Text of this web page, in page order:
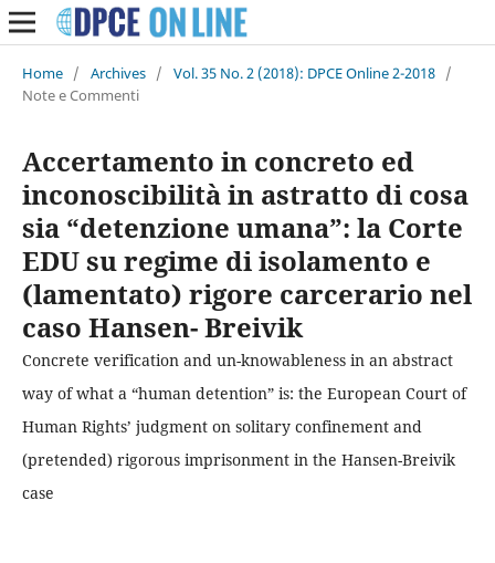
Home / Archives / Vol. 35 No. 2 (2018): DPCE Online 2-2018 /
Note e Commenti
Accertamento in concreto ed
inconoscibilità in astratto di cosa
sia “detenzione umana”: la Corte
EDU su regime di isolamento e
(lamentato) rigore carcerario nel
caso Hansen- Breivik
Concrete verification and un-knowableness in an abstract
way of what a “human detention” is: the European Court of
Human Rights’ judgment on solitary confinement and
(pretended) rigorous imprisonment in the Hansen-Breivik
case